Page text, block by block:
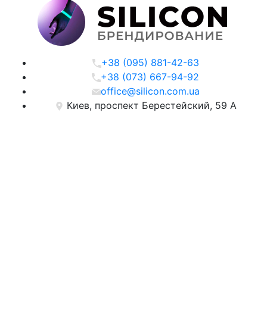
+38 (095) 881-42-63
+38 (073) 667-94-92
office@silicon.com.ua
Киев, проспект Берестейский, 59 А